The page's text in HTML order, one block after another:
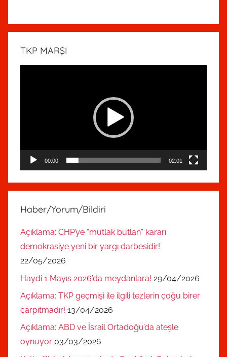
TKP MARŞI
00:00 02:01
Haber/Yorum/Bildiri
Açıklama: CHP’ye “mutlak butlan” kararı
demokrasiye yeni bir yargı darbesidir!
22/05/2026
Haydi 1 Mayıs 2026’da meydanlara! 29/04/2026
Açıklama: TKP geçmişi ile ilgili tezlerin çoğu birer
çarpıtmadır! 13/04/2026
Açıklama: ABD ve İsrail Ortadoğu’da ateşle
oynuyor 03/03/2026